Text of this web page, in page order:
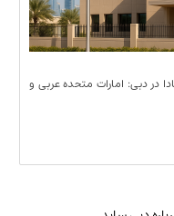
متحده عربی و